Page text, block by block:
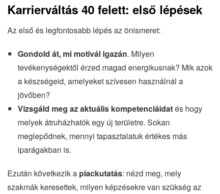
Karrierváltás 40 felett: első lépések
Az első és legfontosabb lépés az önismeret:
Gondold át, mi motivál igazán. Milyen
tevékenységektől érzed magad energikusnak? Mik azok
a készségeid, amelyeket szívesen használnál a
jövőben?
Vizsgáld meg az aktuális kompetenciáidatés hogy
melyek átruházhatók egy új területre. Sokan
meglepődnek, mennyi tapasztalatuk értékes más
iparágakban is.
Ezután következik a piackutatás: nézd meg, mely
szakmák keresettek, milyen képzésekre van szükség az